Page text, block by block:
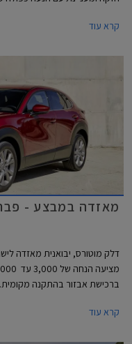
החדש, מדווחת החברה על
קרא עוד
מאזדה במבצע - פברואר
דלק מוטורס, יבואנית מאזדה
ברכישת אבזור בהתקנה
קרא עוד